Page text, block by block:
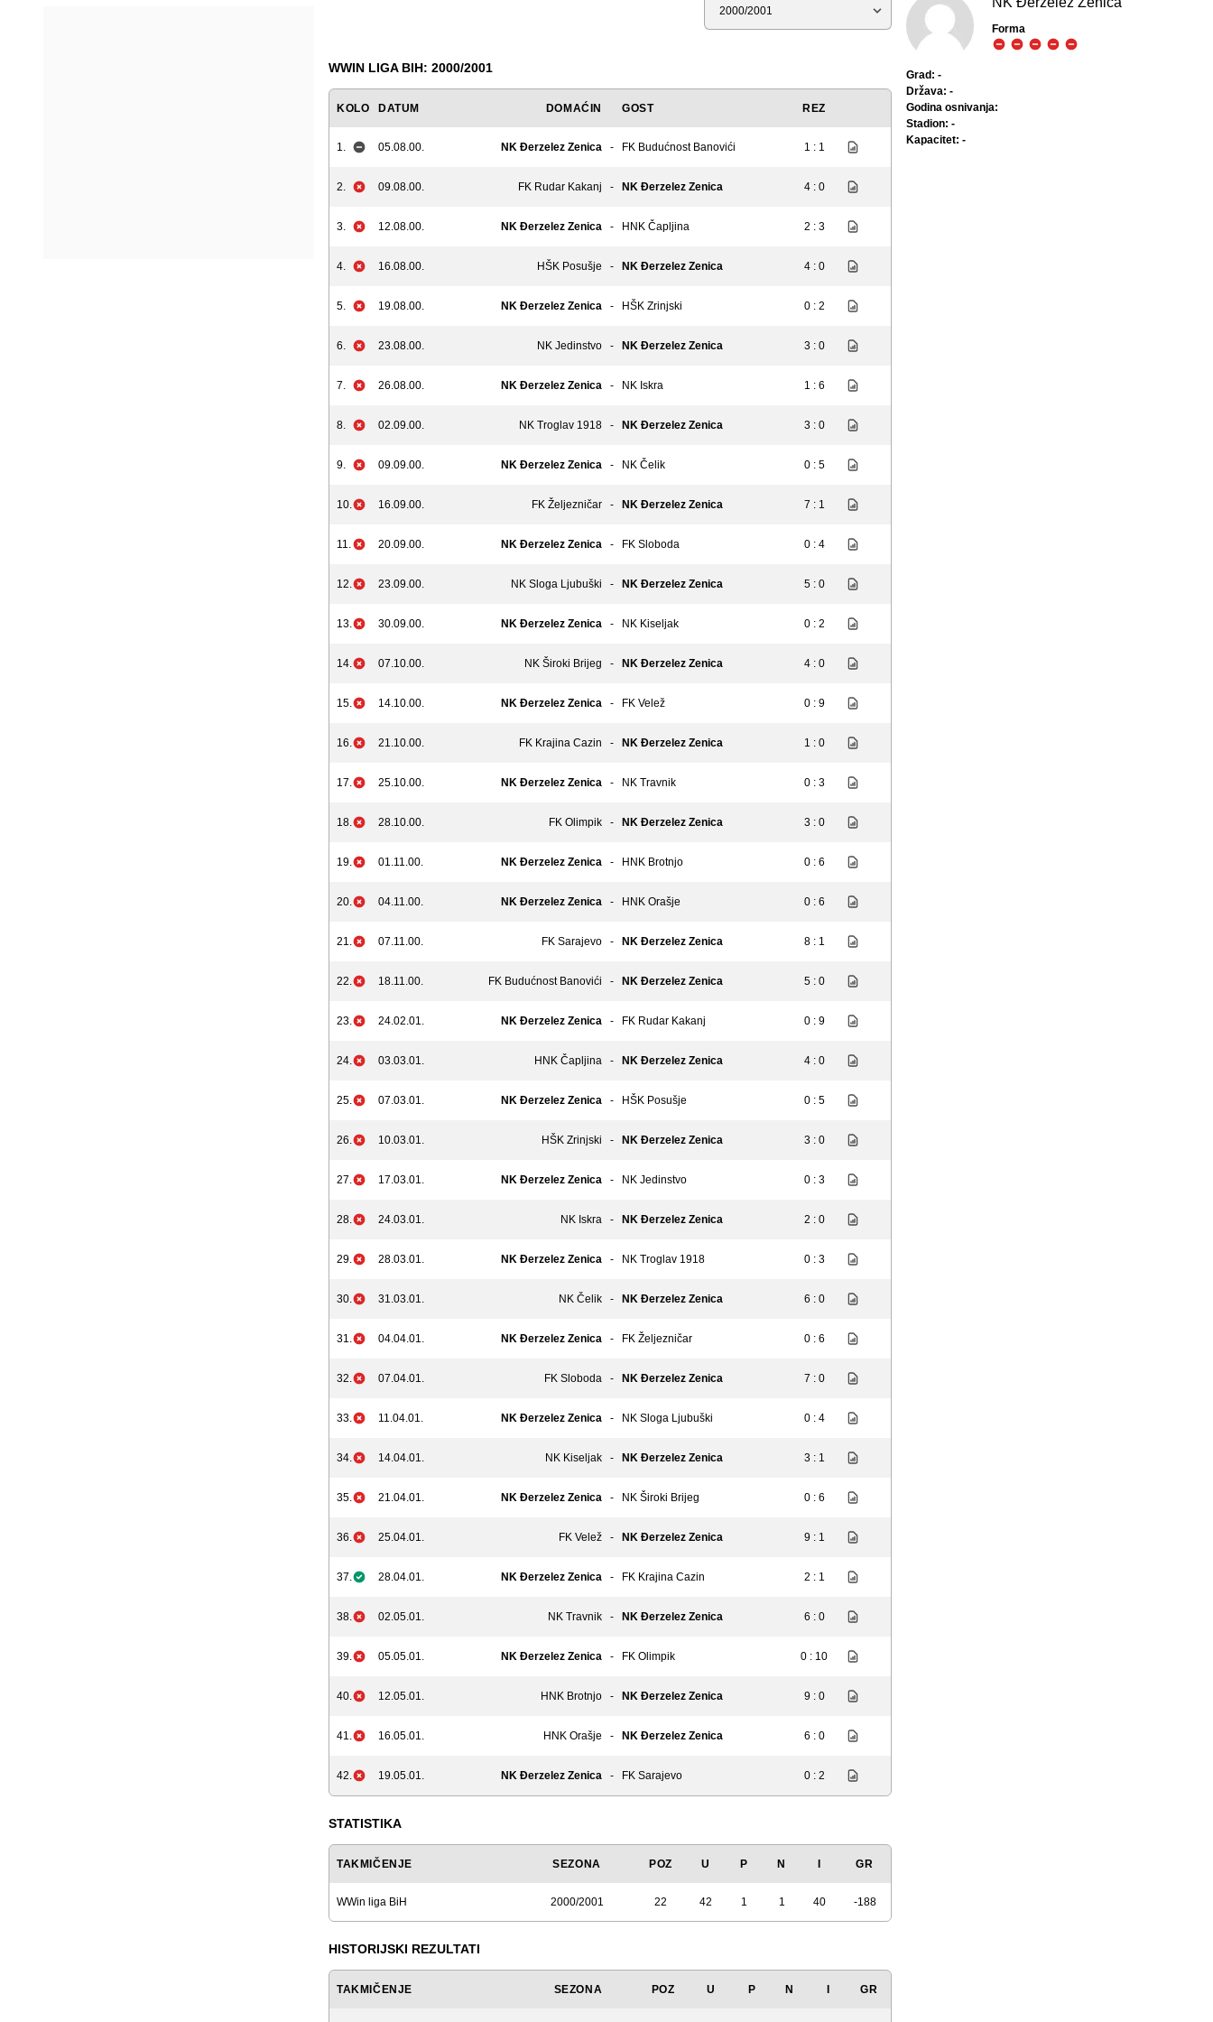
WWIN LIGA BIH: 2000/2001
KOLO DATUM DOMAĆIN GOST REZ
1. 05.08.00. NK Đerzelez Zenica - FK Budućnost Banovići 1 : 1
2. 09.08.00. FK Rudar Kakanj - NK Đerzelez Zenica 4 : 0
3. 12.08.00. NK Đerzelez Zenica - HNK Čapljina 2 : 3
4. 16.08.00. HŠK Posušje - NK Đerzelez Zenica 4 : 0
5. 19.08.00. NK Đerzelez Zenica - HŠK Zrinjski 0 : 2
6. 23.08.00. NK Jedinstvo - NK Đerzelez Zenica 3 : 0
7. 26.08.00. NK Đerzelez Zenica - NK Iskra 1 : 6
8. 02.09.00. NK Troglav 1918 - NK Đerzelez Zenica 3 : 0
9. 09.09.00. NK Đerzelez Zenica - NK Čelik 0 : 5
10. 16.09.00. FK Željezničar - NK Đerzelez Zenica 7 : 1
11. 20.09.00. NK Đerzelez Zenica - FK Sloboda 0 : 4
12. 23.09.00. NK Sloga Ljubuški - NK Đerzelez Zenica 5 : 0
13. 30.09.00. NK Đerzelez Zenica - NK Kiseljak 0 : 2
14. 07.10.00. NK Široki Brijeg - NK Đerzelez Zenica 4 : 0
15. 14.10.00. NK Đerzelez Zenica - FK Velež 0 : 9
16. 21.10.00. FK Krajina Cazin - NK Đerzelez Zenica 1 : 0
17. 25.10.00. NK Đerzelez Zenica - NK Travnik 0 : 3
18. 28.10.00. FK Olimpik - NK Đerzelez Zenica 3 : 0
19. 01.11.00. NK Đerzelez Zenica - HNK Brotnjo 0 : 6
20. 04.11.00. NK Đerzelez Zenica - HNK Orašje 0 : 6
21. 07.11.00. FK Sarajevo - NK Đerzelez Zenica 8 : 1
22. 18.11.00. FK Budućnost Banovići - NK Đerzelez Zenica 5 : 0
23. 24.02.01. NK Đerzelez Zenica - FK Rudar Kakanj 0 : 9
24. 03.03.01. HNK Čapljina - NK Đerzelez Zenica 4 : 0
25. 07.03.01. NK Đerzelez Zenica - HŠK Posušje 0 : 5
26. 10.03.01. HŠK Zrinjski - NK Đerzelez Zenica 3 : 0
27. 17.03.01. NK Đerzelez Zenica - NK Jedinstvo 0 : 3
28. 24.03.01. NK Iskra - NK Đerzelez Zenica 2 : 0
29. 28.03.01. NK Đerzelez Zenica - NK Troglav 1918 0 : 3
30. 31.03.01. NK Čelik - NK Đerzelez Zenica 6 : 0
31. 04.04.01. NK Đerzelez Zenica - FK Željezničar 0 : 6
32. 07.04.01. FK Sloboda - NK Đerzelez Zenica 7 : 0
33. 11.04.01. NK Đerzelez Zenica - NK Sloga Ljubuški 0 : 4
34. 14.04.01. NK Kiseljak - NK Đerzelez Zenica 3 : 1
35. 21.04.01. NK Đerzelez Zenica - NK Široki Brijeg 0 : 6
36. 25.04.01. FK Velež - NK Đerzelez Zenica 9 : 1
37. 28.04.01. NK Đerzelez Zenica - FK Krajina Cazin 2 : 1
38. 02.05.01. NK Travnik - NK Đerzelez Zenica 6 : 0
39. 05.05.01. NK Đerzelez Zenica - FK Olimpik 0 : 10
40. 12.05.01. HNK Brotnjo - NK Đerzelez Zenica 9 : 0
41. 16.05.01. HNK Orašje - NK Đerzelez Zenica 6 : 0
42. 19.05.01. NK Đerzelez Zenica - FK Sarajevo 0 : 2
STATISTIKA
TAKMIČENJE SEZONA POZ U P N GR
WWin liga BiH 2000/2001 22 42 1 1 40 -188
HISTORIJSKI REZULTATI
TAKMIČENJE SEZONA POZ U P N GR
Forma
Grad: -
Država: -
Godina osnivanja:
Stadion: -
Kapacitet: -